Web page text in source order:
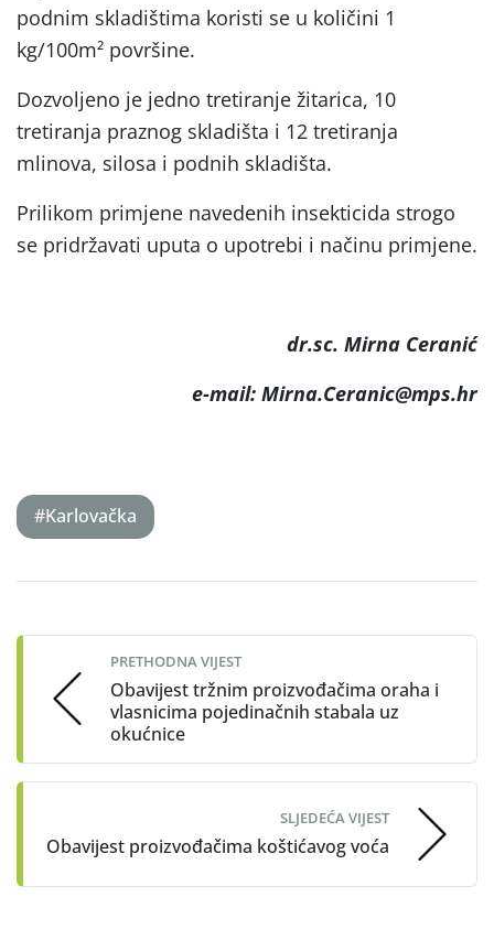
podnim skladištima koristi se u količini 1
kg/100m² površine.
Dozvoljeno je jedno tretiranje žitarica, 10
tretiranja praznog skladišta i 12 tretiranja
mlinova, silosa i podnih skladišta.
Prilikom primjene navedenih insekticida strogo
se pridržavati uputa o upotrebi i načinu primjene.
dr.sc. Mirna Ceranić
e-mail: Mirna.Ceranic@mps.hr
#Karlovačka
navigation
PRETHODNA VIJEST
Obavijest tržnim proizvođačima oraha i
vlasnicima pojedinačnih stabala uz
okućnice
SLJEDEĆA VIJEST
Obavijest proizvođačima koštićavog voća